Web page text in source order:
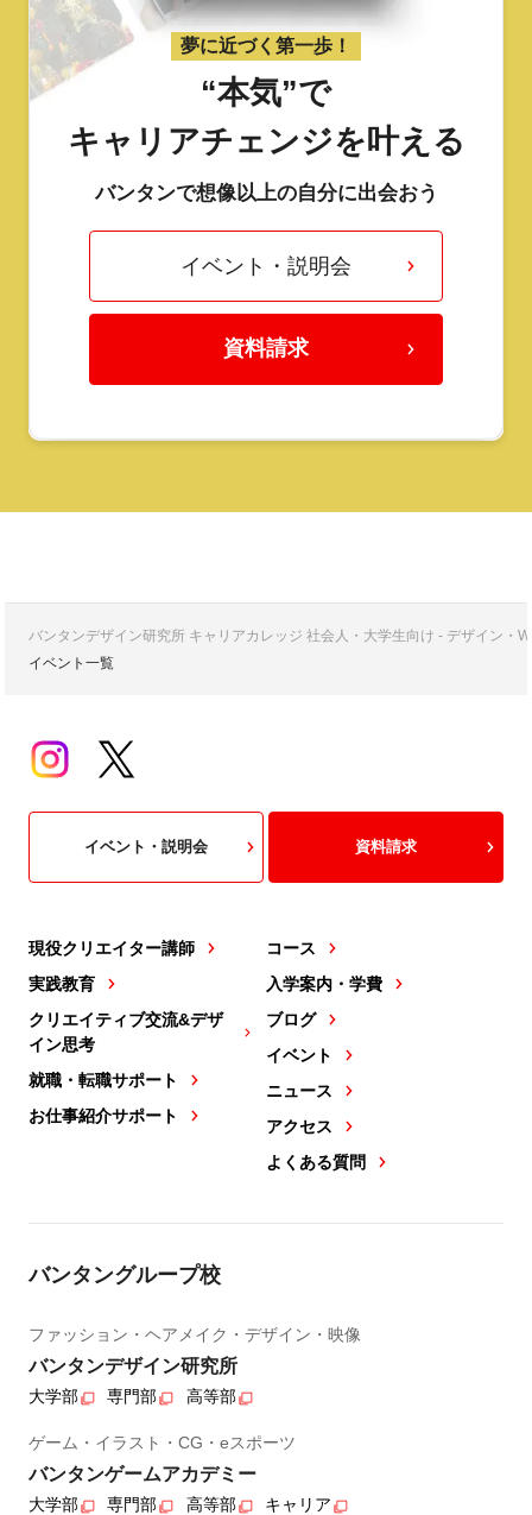
夢に近づく第一歩！
“本気”で
キャリアチェンジを叶える
バンタンで想像以上の自分に出会おう
イベント・説明会
資料請求
バンタンデザイン研究所 キャリアカレッジ 社会人・大学生向け - デザイン・
イベント一覧
現役クリエイター講師
実践教育
クリエイティブ交流&デザ
イン思考
就職・転職サポート
お仕事紹介サポート
コース
入学案内・学費
ブログ
イベント
ニュース
アクセス
よくある質問
イベント・説明会 資料請求
バンタングループ校
ファッション・ヘアメイク・デザイン・映像
バンタンデザイン研究所
大学部 専門部 高等部
ゲーム・イラスト・CG・eスポーツ
バンタンゲームアカデミー
大学部 専門部 高等部 キャリア